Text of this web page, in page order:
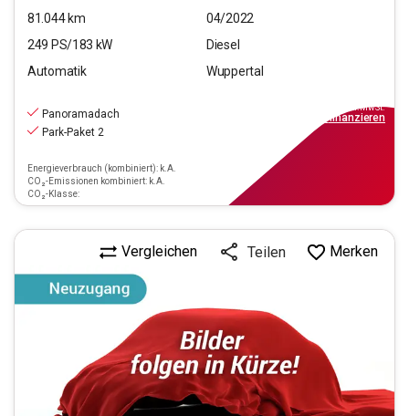
81.044km
04/2022
249 PS/183 kW
Diesel
Automatik
Wuppertal
Panoramadach
Park-Paket 2
Energieverbrauch (kombiniert): k.A.
CO₂-Emissionen kombiniert: k.A.
CO₂-Klasse:
inkl.MwSt.
finanzieren
Vergleichen Teilen Merken